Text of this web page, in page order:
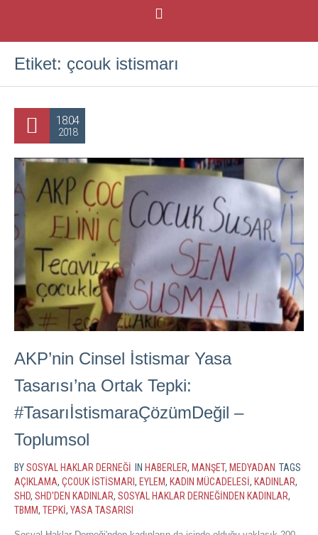
Etiket: çcouk istismarı
18.04
2018
AKP’nin Cinsel İstismar Yasa
Tasarısı’na Ortak Tepki:
#TasarıİstismaraÇözümDeğil –
Toplumsol
BYSOSYAL HAKLAR DERNEĞI IN HABERLER, MANŞET, MEDYADAN TAGS
AÇIKLAMA, ÇCOUK ISTISMARI, EYLEM, KADIN MÜCADELESI, KADINLAR,
SHD, SHD'DEN KADINLAR, SOSYAL HAKLAR DERNEĞINDEN KADINLAR,
TBMM, TEPKI, YASA TASARISI